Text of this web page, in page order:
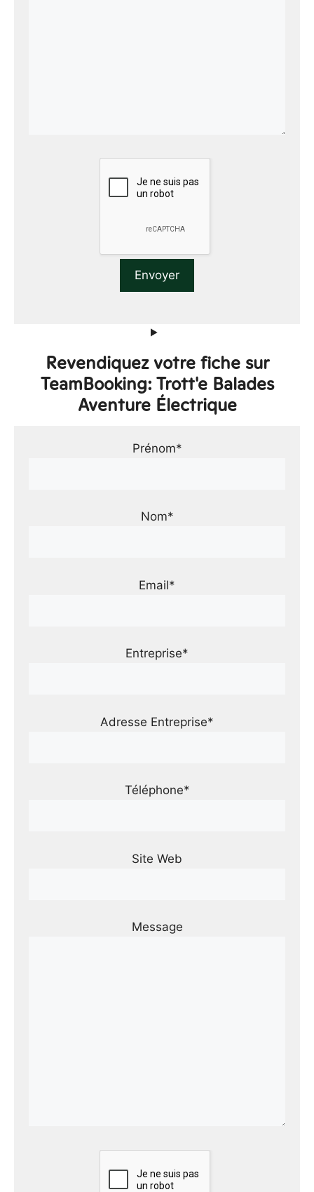
Revendiquez votre fiche sur
TeamBooking: Trott'e Balades
Aventure Électrique
Prénom*
Nom*
Email*
Entreprise*
Adresse Entreprise*
Téléphone*
Site Web
Message